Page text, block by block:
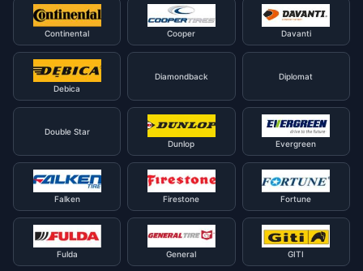
Continental Cooper Davanti
Debica
Diamondback Diplomat
Double Star
Dunlop
Evergreen
Falken Firestone Fortune
Fulda General GITI